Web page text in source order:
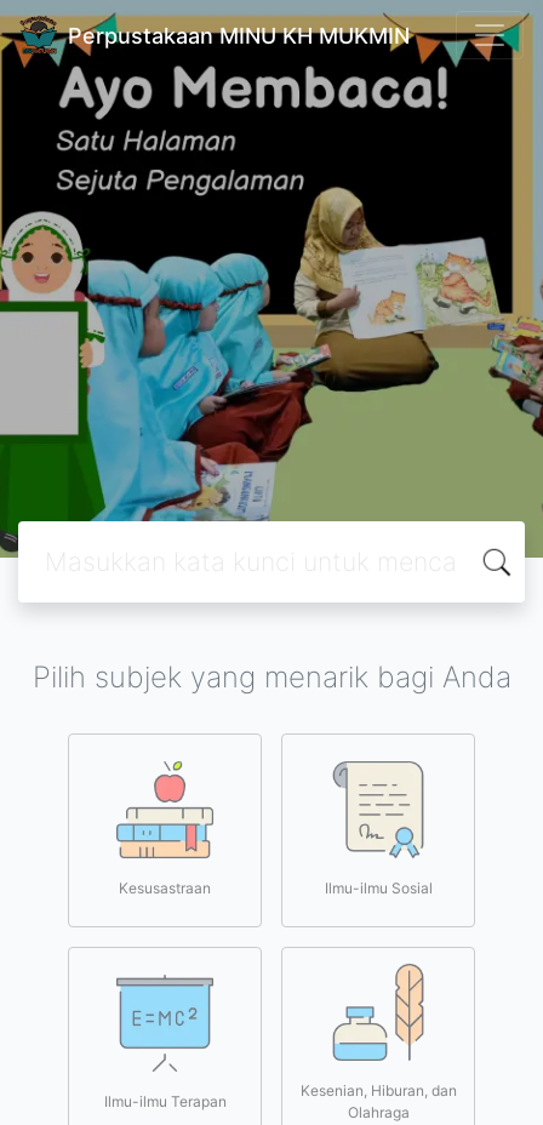
Perpustakaan MINU KH MUKMIN
Pilih subjek yang menarik bagi Anda
Kesusastraan Ilmu-ilmu Sosial
Ilmu-ilmu Terapan
Kesenian, Hiburan, dan
Olahraga